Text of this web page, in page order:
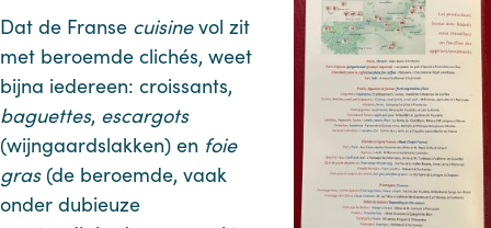
Dat de Franse cuisinevol zit
met beroemde clichés, weet
bijna iedereen: croissants,
baguettes, escargots
(wijngaardslakken) en foie
gras (de beroemde, vaak
onder dubieuze